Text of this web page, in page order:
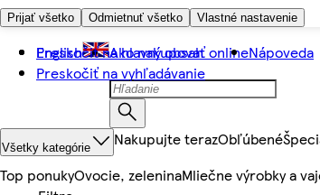
Prijať všetko Odmietnuť všetko Vlastné nastavenie
Preskočiť na hlavný obsah
Preskočiť na vyhľadávanie
English Ako nakupovať onlineNápoveda
Všetky kategórie Nakupujte terazObľúbené
Top ponukyOvocie, zeleninaMliečne výrobky a